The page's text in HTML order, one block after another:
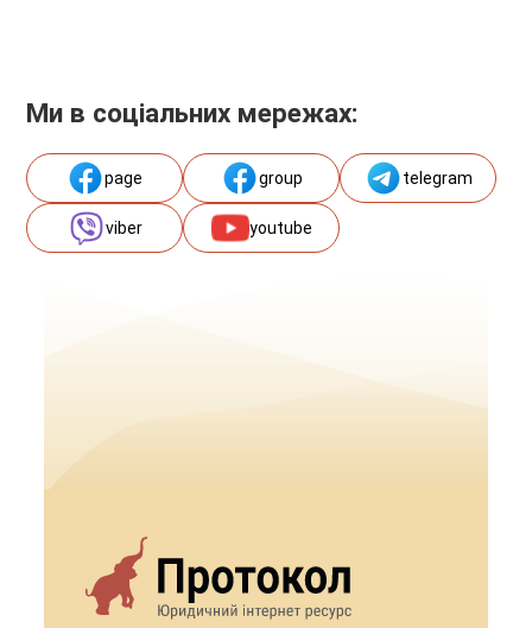
Ми в соціальних мережах:
page group telegram
viber youtube